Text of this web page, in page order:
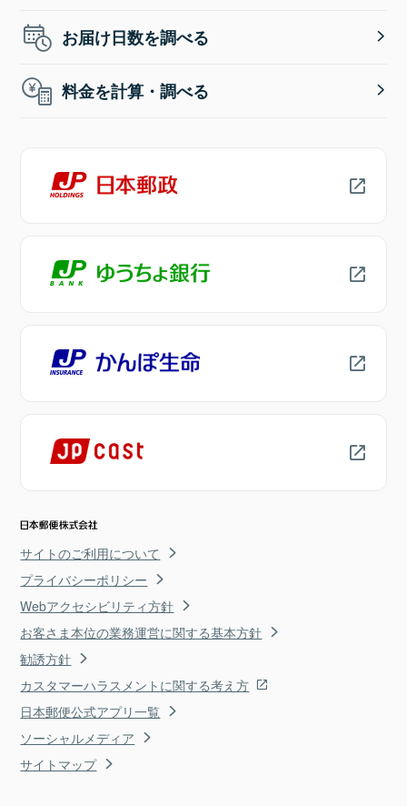
お届け日数を調べる
料金を計算・調べる
サイトのご利用について
プライバシーポリシー
Webアクセシビリティ方針
お客さま本位の業務運営に関する基本方針
勧誘方針
カスタマーハラスメントに関する考え方
日本郵便公式アプリ一覧
ソーシャルメディア
サイトマップ